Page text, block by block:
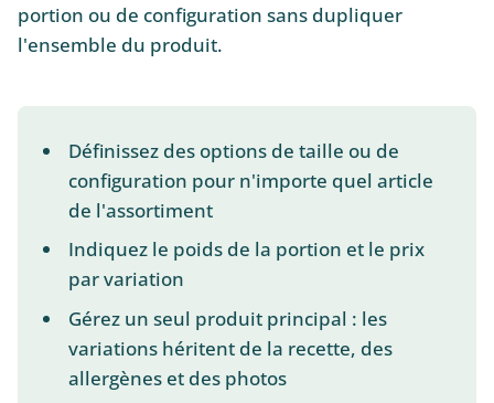
portion ou de configuration sans dupliquer
l'ensemble du produit.
Définissez des options de taille ou de
configuration pour n'importe quel article
de l'assortiment
Indiquez le poids de la portion et le prix
par variation
Gérez un seul produit principal : les
variations héritent de la recette, des
allergènes et des photos